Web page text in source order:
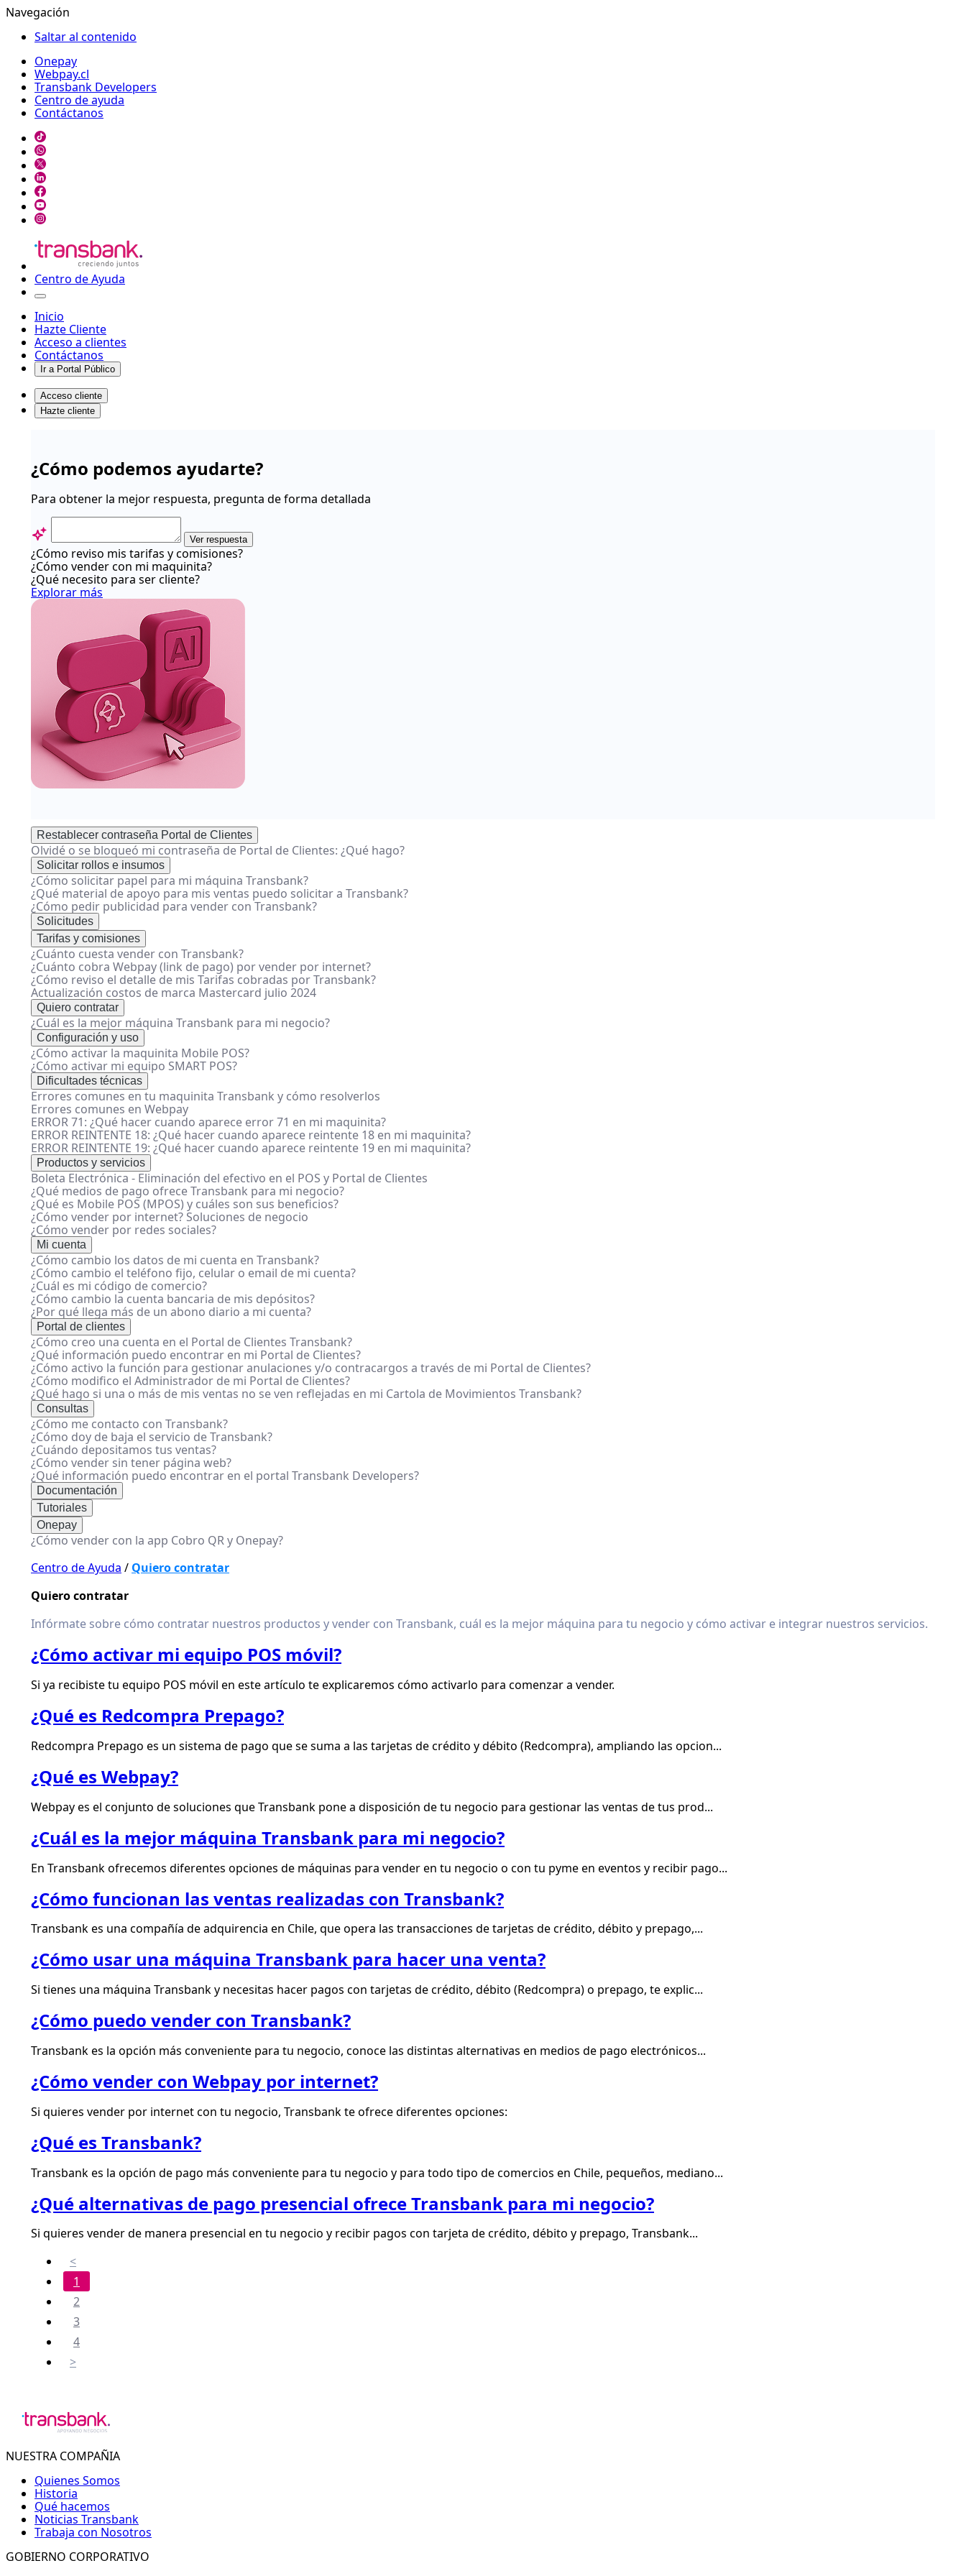
Navegación
Saltar al contenido
Onepay
Webpay.cl
Transbank Developers
Centro de ayuda
Contáctanos
Centro de Ayuda
Inicio
Hazte Cliente
Acceso a clientes
Contáctanos
Ir a Portal Público
Acceso cliente
Hazte cliente
pasos
-
Centro
ayuda
¿Cómo podemos ayudarte?
Para obtener la mejor respuesta, pregunta de forma detallada
Ver respuesta
¿Cómo reviso mis tarifas y comisiones?
¿Cómo vender con mi maquinita?
¿Qué necesito para ser cliente?
Explorar más
Restablecer contraseña Portal de Clientes
Olvidé o se bloqueó mi contraseña de Portal de Clientes: ¿Qué hago?
Solicitar rollos e insumos
¿Cómo solicitar papel para mi máquina Transbank?
¿Qué material de apoyo para mis ventas puedo solicitar a Transbank?
¿Cómo pedir publicidad para vender con Transbank?
Solicitudes
Tarifas y comisiones
¿Cuánto cuesta vender con Transbank?
¿Cuánto cobra Webpay (link de pago) por vender por internet?
¿Cómo reviso el detalle de mis Tarifas cobradas por Transbank?
Actualización costos de marca Mastercard julio 2024
Quiero contratar
¿Cuál es la mejor máquina Transbank para mi negocio?
Configuración y uso
¿Cómo activar la maquinita Mobile POS?
¿Cómo activar mi equipo SMART POS?
Dificultades técnicas
Errores comunes en tu maquinita Transbank y cómo resolverlos
Errores comunes en Webpay
ERROR 71: ¿Qué hacer cuando aparece error 71 en mi maquinita?
ERROR REINTENTE 18: ¿Qué hacer cuando aparece reintente 18 en mi maquinita?
ERROR REINTENTE 19: ¿Qué hacer cuando aparece reintente 19 en mi maquinita?
Productos y servicios
Boleta Electrónica - Eliminación del efectivo en el POS y Portal de Clientes
¿Qué medios de pago ofrece Transbank para mi negocio?
¿Qué es Mobile POS (MPOS) y cuáles son sus beneficios?
¿Cómo vender por internet? Soluciones de negocio
¿Cómo vender por redes sociales?
Mi cuenta
¿Cómo cambio los datos de mi cuenta en Transbank?
¿Cómo cambio el teléfono fijo, celular o email de mi cuenta?
¿Cuál es mi código de comercio?
¿Cómo cambio la cuenta bancaria de mis depósitos?
¿Por qué llega más de un abono diario a mi cuenta?
Portal de clientes
¿Cómo creo una cuenta en el Portal de Clientes Transbank?
¿Qué información puedo encontrar en mi Portal de Clientes?
¿Cómo activo la función para gestionar anulaciones y/o contracargos a través de mi Portal de Clientes?
¿Cómo modifico el Administrador de mi Portal de Clientes?
¿Qué hago si una o más de mis ventas no se ven reflejadas en mi Cartola de Movimientos Transbank?
Consultas
¿Cómo me contacto con Transbank?
¿Cómo doy de baja el servicio de Transbank?
¿Cuándo depositamos tus ventas?
¿Cómo vender sin tener página web?
¿Qué información puedo encontrar en el portal Transbank Developers?
Documentación
Tutoriales
Onepay
¿Cómo vender con la app Cobro QR y Onepay?
Centro de Ayuda / Quiero contratar
Quiero contratar
Infórmate sobre cómo contratar nuestros productos y vender con Transbank, cuál es la mejor máquina para tu negocio y cómo activar e integrar nuestros servicios.
¿Cómo activar mi equipo POS móvil?
Si ya recibiste tu equipo POS móvil en este artículo te explicaremos cómo activarlo para comenzar a vender.
¿Qué es Redcompra Prepago?
Redcompra Prepago es un sistema de pago que se suma a las tarjetas de crédito y débito (Redcompra), ampliando las opcion...
¿Qué es Webpay?
Webpay es el conjunto de soluciones que Transbank pone a disposición de tu negocio para gestionar las ventas de tus prod...
¿Cuál es la mejor máquina Transbank para mi negocio?
En Transbank ofrecemos diferentes opciones de máquinas para vender en tu negocio o con tu pyme en eventos y recibir pago...
¿Cómo funcionan las ventas realizadas con Transbank?
Transbank es una compañía de adquirencia en Chile, que opera las transacciones de tarjetas de crédito, débito y prepago,...
¿Cómo usar una máquina Transbank para hacer una venta?
Si tienes una máquina Transbank y necesitas hacer pagos con tarjetas de crédito, débito (Redcompra) o prepago, te explic...
¿Cómo puedo vender con Transbank?
Transbank es la opción más conveniente para tu negocio, conoce las distintas alternativas en medios de pago electrónicos...
¿Cómo vender con Webpay por internet?
Si quieres vender por internet con tu negocio, Transbank te ofrece diferentes opciones:
¿Qué es Transbank?
Transbank es la opción de pago más conveniente para tu negocio y para todo tipo de comercios en Chile, pequeños, mediano...
¿Qué alternativas de pago presencial ofrece Transbank para mi negocio?
Si quieres vender de manera presencial en tu negocio y recibir pagos con tarjeta de crédito, débito y prepago, Transbank...
<
1
2
3
4
>
NUESTRA COMPAÑIA
Quienes Somos
Historia
Qué hacemos
Noticias Transbank
Trabaja con Nosotros
GOBIERNO CORPORATIVO